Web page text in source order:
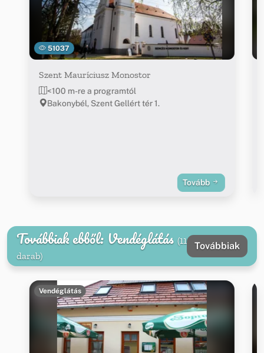
51037
Szent Mauríciusz Monostor
<100 m-re a programtól
Bakonybél, Szent Gellért tér 1.
Tovább
Továbbiak ebből: Vendéglátás (11
darab)
Továbbiak
Vendéglátás